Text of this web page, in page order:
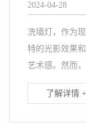
2024-04-28
洗墙灯，作为
特的光影效果
艺术感。然而
了解详情 +